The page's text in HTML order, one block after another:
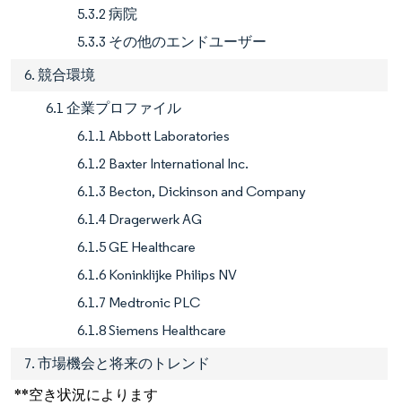
5.3.2 病院
5.3.3 その他のエンドユーザー
6. 競合環境
6.1 企業プロファイル
6.1.1 Abbott Laboratories
6.1.2 Baxter International Inc.
6.1.3 Becton, Dickinson and Company
6.1.4 Dragerwerk AG
6.1.5 GE Healthcare
6.1.6 Koninklijke Philips NV
6.1.7 Medtronic PLC
6.1.8 Siemens Healthcare
7. 市場機会と将来のトレンド
**空き状況によります